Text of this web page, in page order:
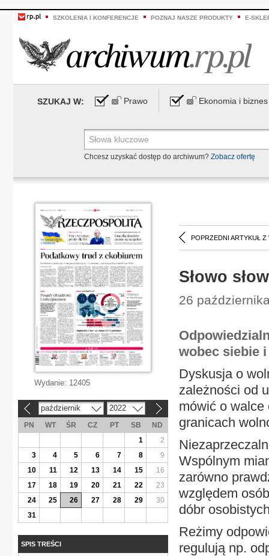
SZKOLENIA I KONFERENCJE POZNAJ NASZE PRODUKTY E-
SZUKAJ W: Prawo Ekonomia i biznes
Chcesz uzyskać dostęp do archiwum? Zobacz ofertę
POPRZEDNI ARTYKUŁ Z
Słowo
26
wobec siebie
Dyskusja o
zależności od
mówić o walce
granicach
Wspólnym
zarówno
względem
dóbr
Reżimy
regulują np.
Wydanie: 12405
październik 2022
PN WT ŚR CZ PT SB
ND
1
2
3
4 5 6 7 8
9
10
11 12 13 14 15
16
17
18 19 20 21 22
23
24
25 26 27 28 29
30
31
SPIS TREŚCI